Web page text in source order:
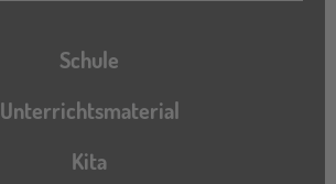
Schule
Unterrichtsmaterial
Kita